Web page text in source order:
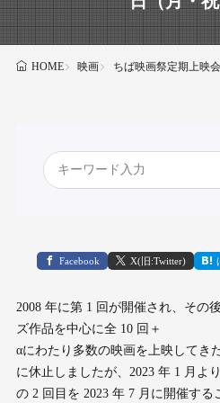
HOME 映画 ちば映画祭定期上映
Facebook X(旧:Twitter)
2008 年に第 1 回が開催され、その
ズ作品を中心に全 10 回＋
αにわたり多数の映画を上映してき
に休止しましたが、2023 年 1 月よ
の 2 回目を 2023 年 7 月に開催する